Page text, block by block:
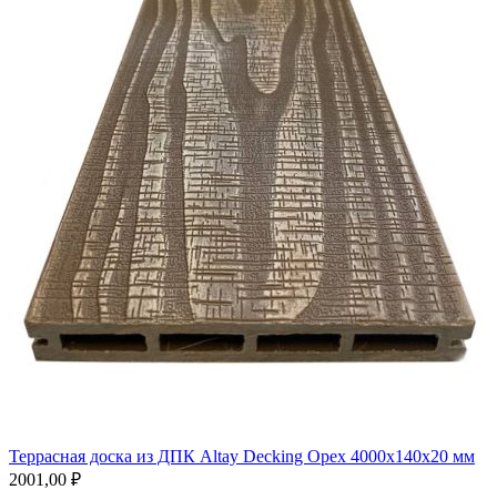
Террасная доска из ДПК Altay Decking Орех 4000х140х20 мм
2001,00 ₽